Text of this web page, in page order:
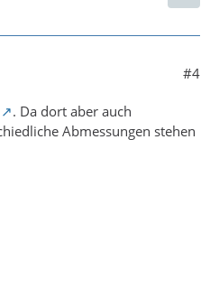
#4
. Da dort aber auch
Abmessungen stehen